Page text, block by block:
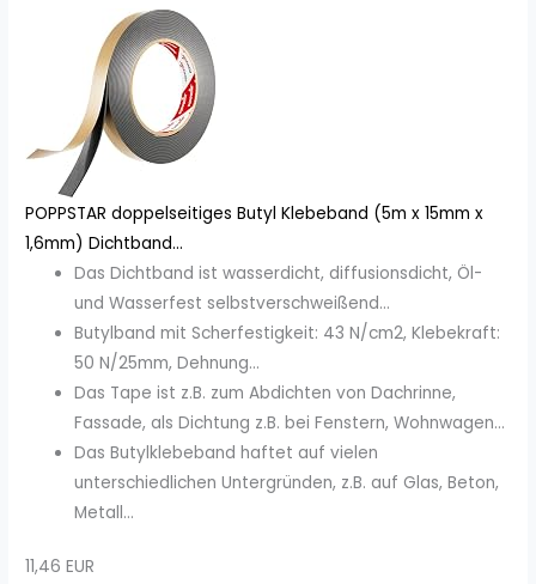
POPPSTAR doppelseitiges Butyl Klebeband (5m x 15mm x
1,6mm) Dichtband...
Das Dichtband ist wasserdicht, diffusionsdicht, Öl-
und Wasserfest selbstverschweißend...
Butylband mit Scherfestigkeit: 43 N/cm2, Klebekraft:
50 N/25mm, Dehnung...
Das Tape ist z.B. zum Abdichten von Dachrinne,
Fassade, als Dichtung z.B. bei Fenstern, Wohnwagen...
Das Butylklebeband haftet auf vielen
unterschiedlichen Untergründen, z.B. auf Glas, Beton,
Metall...
11,46 EUR